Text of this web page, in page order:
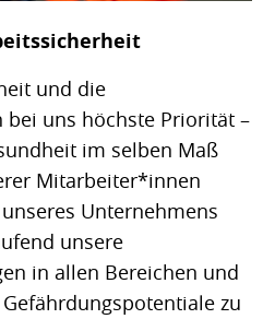
und die
uns höchste Priorität –
im selben Maß
Mitarbeiter*innen
Unternehmens
unsere
in allen Bereichen und
zu